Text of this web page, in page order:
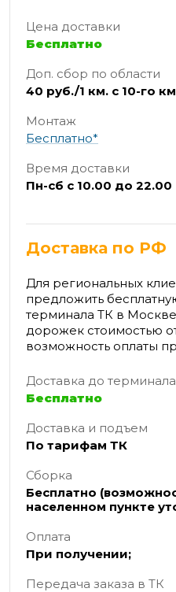
Цена доставки
Бесплатно
Доп. сбор по области
40 руб./1 км. с 10-го
Монтаж
Бесплатно*
Время доставки
Пн-сб с 10.00 до 22.00
Доставка по РФ
Для региональных
предложить
терминала ТК в
дорожек стоимостью
возможность оплаты
Доставка до
Бесплатно
Доставка и подъем
По тарифам ТК
Сборка
Бесплатно
населенном пункте
Оплата
При получении;
Передача заказа в ТК